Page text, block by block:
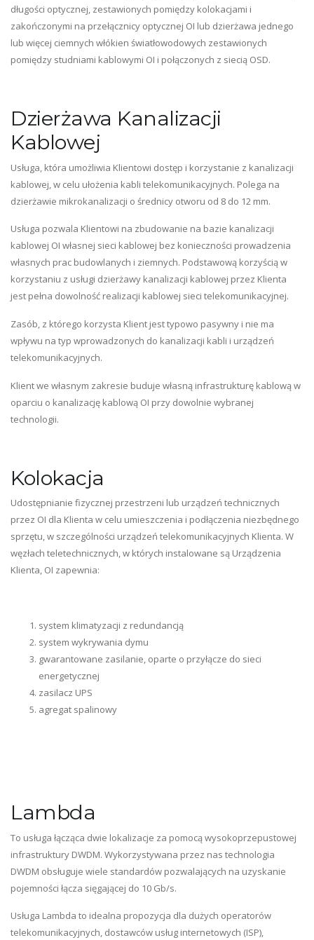
długości optycznej, zestawionych pomiędzy kolokacjami i
zakończonymi na przełącznicy optycznej OI lub dzierżawa jednego
lub więcej ciemnych włókien światłowodowych zestawionych
pomiędzy studniami kablowymi OI i połączonych z siecią OSD.
Dzierżawa Kanalizacji
Kablowej
Usługa, która umożliwia Klientowi dostęp i korzystanie z kanalizacji
kablowej, w celu ułożenia kabli telekomunikacyjnych. Polega na
dzierżawie mikrokanalizacji o średnicy otworu od 8 do 12 mm.
Usługa pozwala Klientowi na zbudowanie na bazie kanalizacji
kablowej OI własnej sieci kablowej bez konieczności prowadzenia
własnych prac budowlanych i ziemnych. Podstawową korzyścią w
korzystaniu z usługi dzierżawy kanalizacji kablowej przez Klienta
jest pełna dowolność realizacji kablowej sieci telekomunikacyjnej.
Zasób, z którego korzysta Klient jest typowo pasywny i nie ma
wpływu na typ wprowadzonych do kanalizacji kabli i urządzeń
telekomunikacyjnych.
Klient we własnym zakresie buduje własną infrastrukturę kablową w
oparciu o kanalizację kablową OI przy dowolnie wybranej
technologii.
Kolokacja
Udostępnianie fizycznej przestrzeni lub urządzeń technicznych
przez OI dla Klienta w celu umieszczenia i podłączenia niezbędnego
sprzętu, w szczególności urządzeń telekomunikacyjnych Klienta. W
węzłach teletechnicznych, w których instalowane są Urządzenia
Klienta, OI zapewnia:
system klimatyzacji z redundancją
system wykrywania dymu
gwarantowane zasilanie, oparte o przyłącze do sieci
energetycznej
zasilacz UPS
agregat spalinowy
Lambda
To usługa łącząca dwie lokalizacje za pomocą wysokoprzepustowej
infrastruktury DWDM. Wykorzystywana przez nas technologia
DWDM obsługuje wiele standardów pozwalających na uzyskanie
pojemności łącza sięgającej do 10 Gb/s.
Usługa Lambda to idealna propozycja dla dużych operatorów
telekomunikacyjnych, dostawców usług internetowych (ISP),